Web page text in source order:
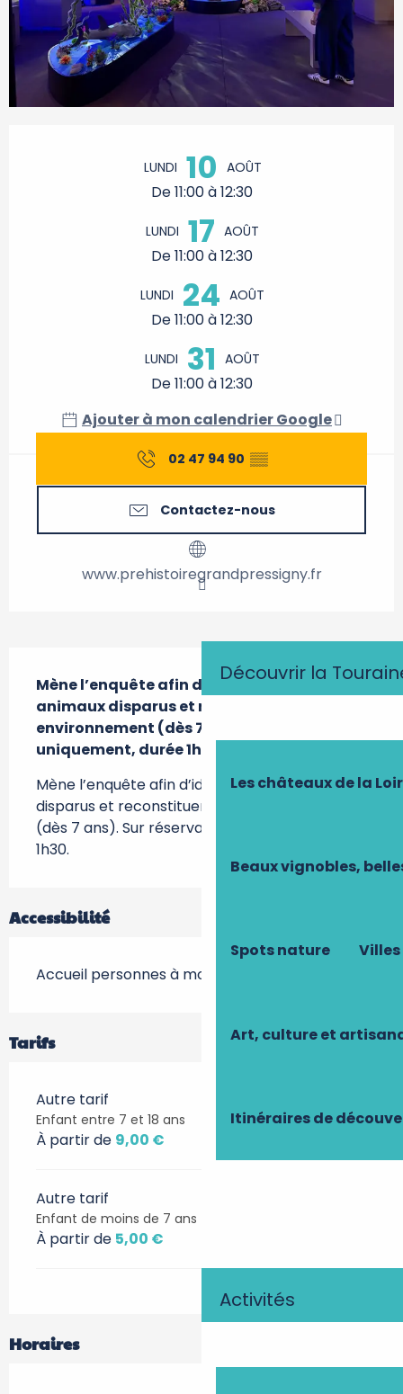
Découvrir la
Les châteaux de la
Beaux vignobles,
Spots nature
Art, culture et
Itinéraires de
Activités
LUNDI 10 AOÛT
De 11:00 à 12:30
LUNDI 17 AOÛT
De 11:00 à 12:30
LUNDI 24 AOÛT
De 11:00 à 12:30
LUNDI 31 AOÛT
De 11:00 à 12:30
Ajouter à mon calendrier Google
02 47 94 90 ▒▒
Contactez-nous
www.prehistoiregrandpressigny.fr
Mène l’enquête afin d’identifier des
animaux disparus et reconstituer leur
environnement (dès 7 ans). Sur réservation
uniquement, durée 1h30.
Mène l’enquête afin d’identifier des animaux
disparus et reconstituer leur environnement
(dès 7 ans). Sur réservation uniquement, durée
1h30.
Accessibilité
Accueil personnes à mobilité réduite
Tarifs
Autre tarif
Enfant entre 7 et 18 ans
À partir de 9,00 €
Autre tarif
Enfant de moins de 7 ans
À partir de 5,00 €
Horaires